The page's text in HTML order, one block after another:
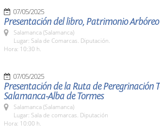
07/05/2025
Presentación del libro, Patrimonio
Salamanca (Salamanca)
Lugar: Sala de Comarcas. Diputación.
Hora: 10:30 h.
07/05/2025
Presentación de la Ruta de Peregrinación
Salamanca-Alba de Tormes
Salamanca (Salamanca)
Lugar: Sala de comarcas. Diputación
Hora: 10:00 h.